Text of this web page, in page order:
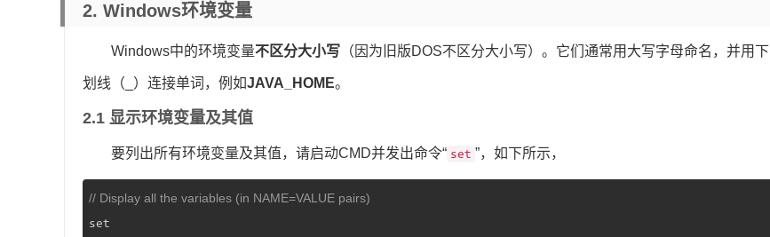
2. Windows环境变量
Windows中的环境变量不区分大小写 （因为旧版DOS不区分大小写）。它们通常用大写字母命名，并用下
划线（_）连接单词，例如JAVA_HOME。
2.1 显示环境变量及其值
要列出所有环境变量及其值，请启动CMD并发出命令“ set ”，如下所示，
// Display all the variables (in NAME=VALUE pairs)
set